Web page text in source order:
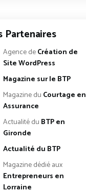
Partenaires
Agence deCréation de
Site WordPress
Magazine sur le BTP
Magazine du Courtage en
Assurance
Actualité du BTP en
Gironde
Actualité du BTP
Magazine dédié aux
Entrepreneurs en
Lorraine